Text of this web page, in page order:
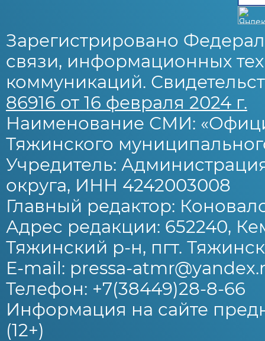
Зарегистрировано
связи, информационных
коммуникаций.
86916 от 16 февраля 2024 г.
Наименование СМИ:
Тяжинского
Учредитель:
округа, ИНН 4242003008
Главный редактор:
Адрес редакции: 652240,
Тяжинский р-н, пгт.
E-mail: pressa-
Телефон: +7(38449)28-8-66
Информация на сайте
(12+)